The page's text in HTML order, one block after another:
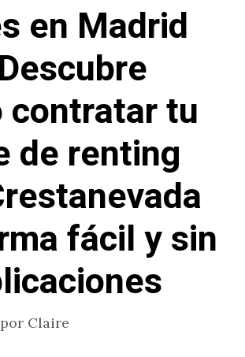
en Madrid
contratar tu
de renting
fácil y sin
por Claire